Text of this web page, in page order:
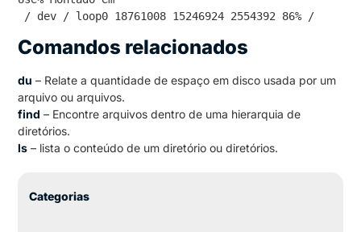
/ dev / loop0 18761008 15246924 2554392 86% /
Comandos relacionados
du – Relate a quantidade de espaço em disco usada por um
arquivo ou arquivos.
find – Encontre arquivos dentro de uma hierarquia de
diretórios.
ls – lista o conteúdo de um diretório ou diretórios.
Categorias